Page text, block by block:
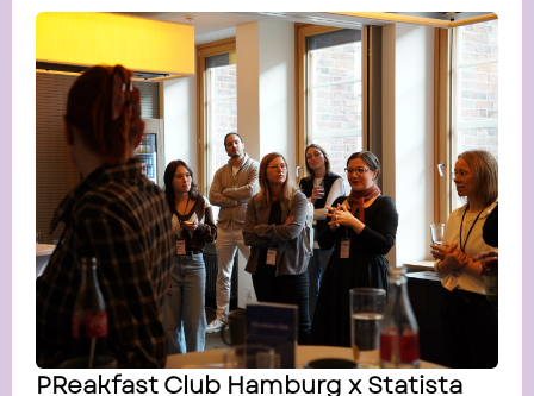
PReakfast Club Hamburg x Statista